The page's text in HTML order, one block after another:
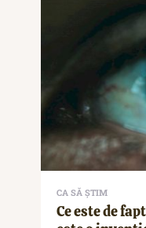
CA SĂ ȘTIM
Ce este de